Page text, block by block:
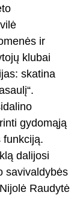
ir
klubai
skatina
gydomąją
funkciją.
dalijosi
savivaldybės
Raudytė